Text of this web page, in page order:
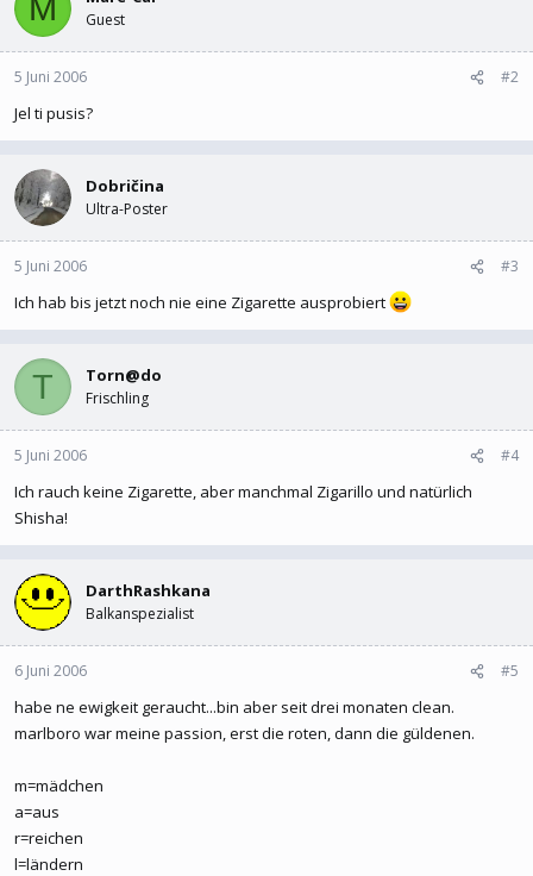
M Guest
5 Juni 2006 #2
Jel ti pusis?
Dobričina
Ultra-Poster
5 Juni 2006 #3
Ich hab bis jetzt noch nie eine Zigarette ausprobiert
T Torn@do
Frischling
5 Juni 2006 #4
Ich rauch keine Zigarette, aber manchmal Zigarillo und natürlich
Shisha!
DarthRashkana
Balkanspezialist
6 Juni 2006 #5
habe ne ewigkeit geraucht...bin aber seit drei monaten clean.
marlboro war meine passion, erst die roten, dann die güldenen.
m=mädchen
a=aus
r=reichen
l=ländern